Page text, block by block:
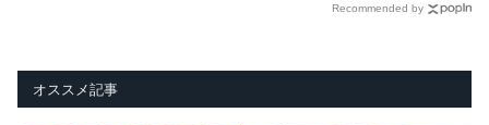
Recommended by
オススメ記事